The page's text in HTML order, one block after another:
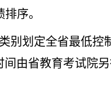
序。
别划定全省最低控
间由省教育考试院